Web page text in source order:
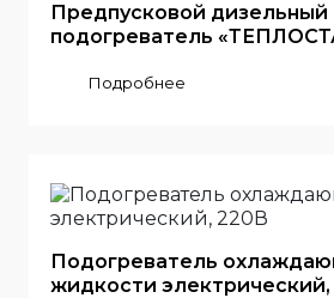
Предпусковой дизельный
подогреватель
Подробнее
Подогреватель
жидкости